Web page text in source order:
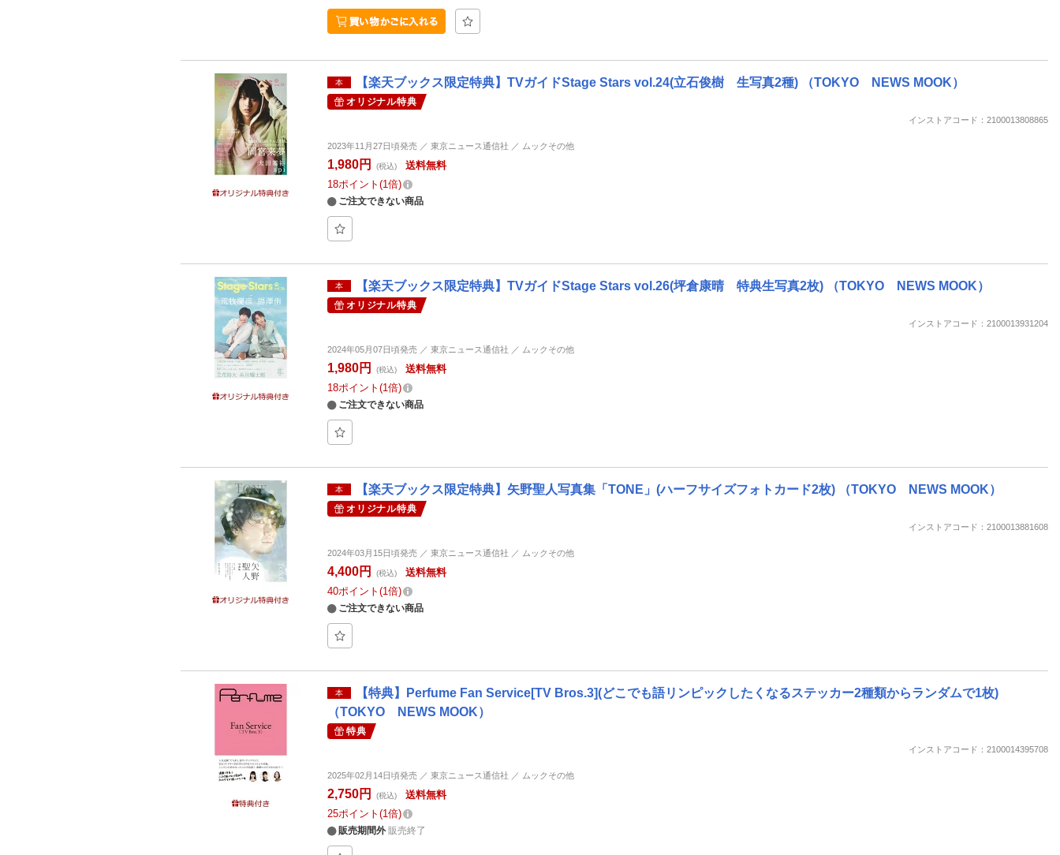
本 【楽天ブックス限定特典】TVガイドStage Stars vol.24(立石俊樹 生写真2種) （TOKYO NEWS MOOK）
オリジナル特典
インストアコード：2100013808865
2023年11月27日頃発売 ／ 東京ニュース通信社 ／ ムックその他
1,980円 (税込)
送料無料
18ポイント 1倍
ご注文できない商品
本 【楽天ブックス限定特典】TVガイドStage Stars vol.26(坪倉康晴 特典生写真2枚) （TOKYO NEWS MOOK）
オリジナル特典
インストアコード：2100013931204
2024年05月07日頃発売 ／ 東京ニュース通信社 ／ ムックその他
1,980円 (税込)
送料無料
18ポイント 1倍
ご注文できない商品
本 【楽天ブックス限定特典】矢野聖人写真集「TONE」(ハーフサイズフォトカード2枚) （TOKYO NEWS MOOK）
オリジナル特典
インストアコード：2100013881608
2024年03月15日頃発売 ／ 東京ニュース通信社 ／ ムックその他
4,400円 (税込)
送料無料
40ポイント 1倍
ご注文できない商品
本
【特典】Perfume Fan Service[TV Bros.3](どこでも語リンピックしたくなるステッカー2種類からランダムで1枚)
（TOKYO NEWS MOOK）
特典
インストアコード：2100014395708
2025年02月14日頃発売 ／ 東京ニュース通信社 ／ ムックその他
2,750円 (税込)
送料無料
25ポイント 1倍
販売期間外 販売終了